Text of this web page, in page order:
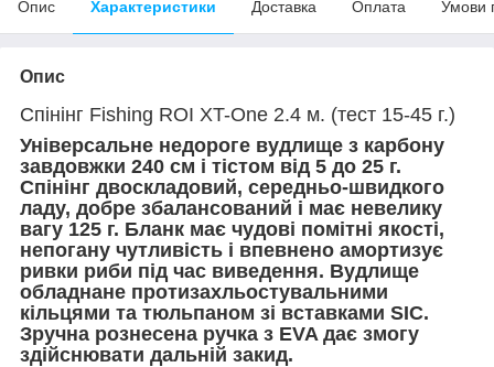
Опис Характеристики Доставка Оплата Умови
Опис
Спінінг Fishing ROI XT-One 2.4 м. (тест 15-45 г.)
Універсальне недороге вудлище з карбону
завдовжки 240 см і тістом від 5 до 25 г.
Спінінг двоскладовий, середньо-швидкого
ладу, добре збалансований і має невелику
вагу 125 г. Бланк має чудові помітні якості,
непогану чутливість і впевнено амортизує
ривки риби під час виведення. Вудлище
обладнане протизахльостувальними
кільцями та тюльпаном зі вставками SIC.
Зручна рознесена ручка з EVA дає змогу
здійснювати дальній закид.